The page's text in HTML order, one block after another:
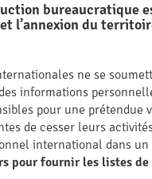
bureaucratique
l’annexion du
ne se
informations
pour une
de cesser leurs
international dans
pour fournir les listes